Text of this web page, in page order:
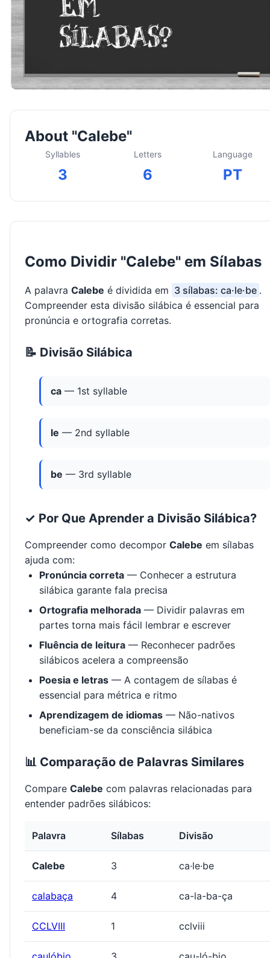
About "Calebe"
Syllables
3
Letters
6
Language
PT
Como Dividir "Calebe" em Sílabas
A palavra Calebe é dividida em 3 sílabas: ca·le·be .
Compreender esta divisão silábica é essencial para
pronúncia e ortografia corretas.
📝 Divisão Silábica
ca — 1st syllable
le — 2nd syllable
be — 3rd syllable
✓ Por Que Aprender a Divisão Silábica?
Compreender como decompor Calebe em sílabas
ajuda com:
Pronúncia correta — Conhecer a estrutura
silábica garante fala precisa
Ortografia melhorada — Dividir palavras em
partes torna mais fácil lembrar e escrever
Fluência de leitura — Reconhecer padrões
silábicos acelera a compreensão
Poesia e letras — A contagem de sílabas é
essencial para métrica e ritmo
Aprendizagem de idiomas — Não-nativos
beneficiam-se da consciência silábica
📊 Comparação de Palavras Similares
Compare Calebe com palavras relacionadas para
entender padrões silábicos:
Palavra Sílabas Divisão
Calebe 3 ca·le·be
calabaça 4 ca-la-ba-ça
CCLVIII 1 cclviii